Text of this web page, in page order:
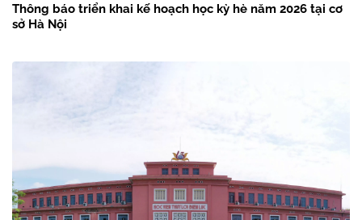
Thông báo triển khai kế hoạch học kỳ hè năm 2026 tại cơ
sở Hà Nội